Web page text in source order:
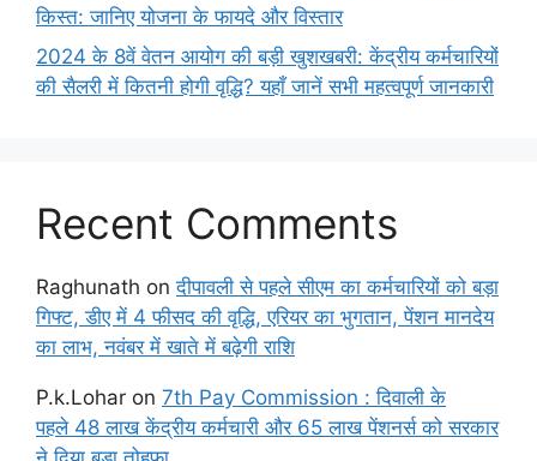
किस्त: जानिए योजना के फायदे और विस्तार
2024 के 8वें वेतन आयोग की बड़ी खुशखबरी: केंद्रीय कर्मचारियों
की सैलरी में कितनी होगी वृद्धि? यहाँ जानें सभी महत्वपूर्ण जानकारी
Recent Comments
Raghunath onदीपावली से पहले सीएम का कर्मचारियों को बड़ा
गिफ्ट, डीए में 4 फीसद की वृद्धि, एरियर का भुगतान, पेंशन मानदेय
का लाभ, नवंबर में खाते में बढ़ेगी राशि
P.k.Lohar on 7th Pay Commission : दिवाली के
पहले 48 लाख केंद्रीय कर्मचारी और 65 लाख पेंशनर्स को सरकार